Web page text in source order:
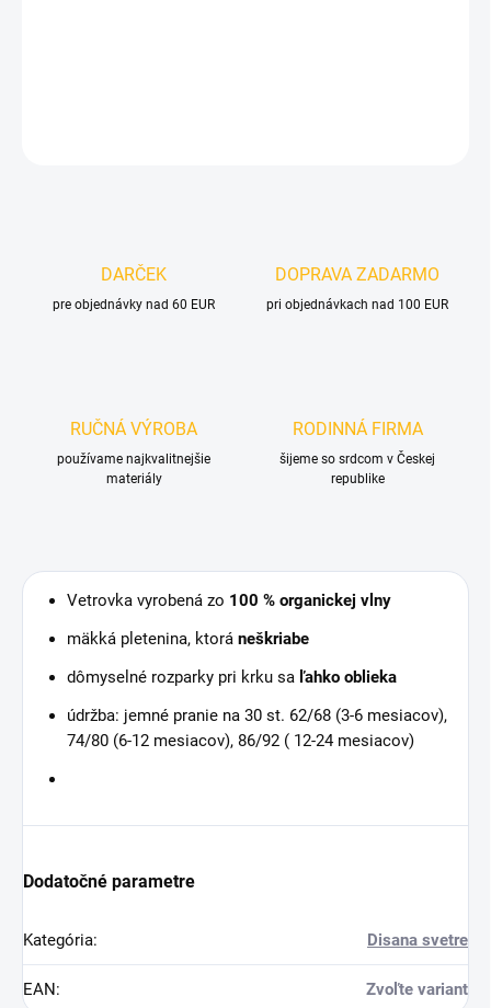
DARČEK
pre objednávky nad 60 EUR
DOPRAVA ZADARMO
pri objednávkach nad 100 EUR
RUČNÁ VÝROBA
používame najkvalitnejšie
materiály
RODINNÁ FIRMA
šijeme so srdcom v Českej
republike
Vetrovka vyrobená zo 100 % organickej vlny
mäkká pletenina, ktorá neškriabe
dômyselné rozparky pri krku sa ľahko oblieka
údržba: jemné pranie na 30 st. 62/68 (3-6 mesiacov),
74/80 (6-12 mesiacov), 86/92 ( 12-24 mesiacov)
Dodatočné parametre
Kategória: Disana svetre
EAN: Zvoľte variant